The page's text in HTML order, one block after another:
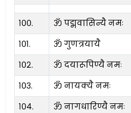
१००.
ॐ पद्मवासिन्यै नमः
१०१.
ॐ गुणत्रयायै
१०२.
ॐ दयारूपिण्यै नमः
१०३.
ॐ नायक्यै नमः
१०४.
ॐ नागधारिण्यै नमः